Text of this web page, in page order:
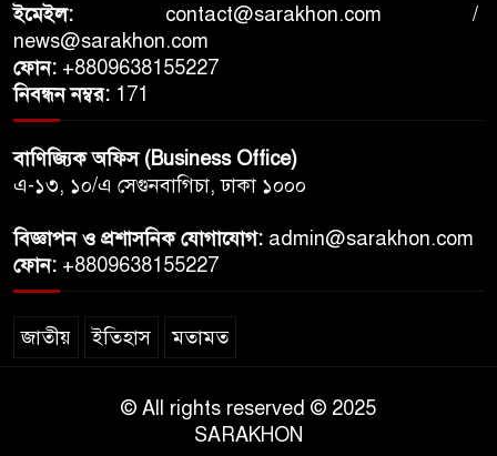
ইমেইল: contact@sarakhon.com /
news@sarakhon.com
ফোন: +8809638155227
নিবন্ধন নম্বর: 171
বাণিজ্যিক অফিস (Business Office)
এ-১৩, ১০/এ সেগুনবাগিচা, ঢাকা ১০০০
বিজ্ঞাপন ও প্রশাসনিক যোগাযোগ: admin@sarakhon.com
ফোন: +8809638155227
জাতীয় ইতিহাস মতামত
© All rights reserved © 2025
SARAKHON